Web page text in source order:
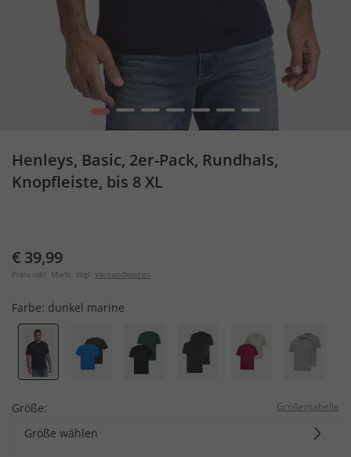
1 2 3 4 5 6 7
Henleys, Basic, 2er-Pack, Rundhals,
Knopfleiste, bis 8 XL
€ 39,99
Preis inkl. MwSt. zzgl. Versandkosten
Farbe: dunkel marine
Größe: Größentabelle
Größe wählen